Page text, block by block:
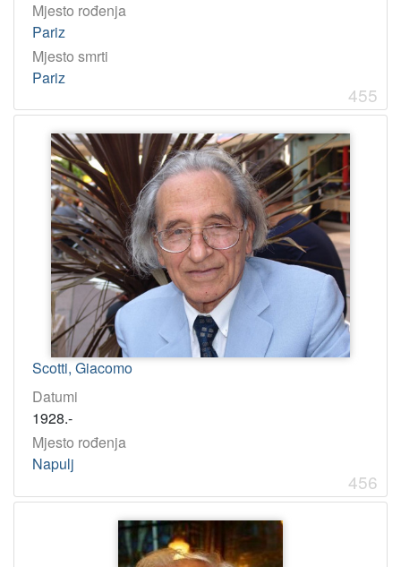
Mjesto rođenja
Pariz
Mjesto smrti
Pariz
455
Scotti, Giacomo
Datumi
1928.-
Mjesto rođenja
Napulj
456